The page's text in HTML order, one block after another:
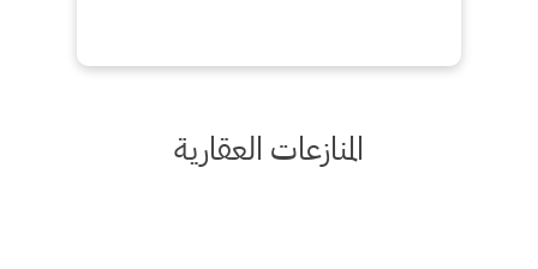
المنازعات العقارية